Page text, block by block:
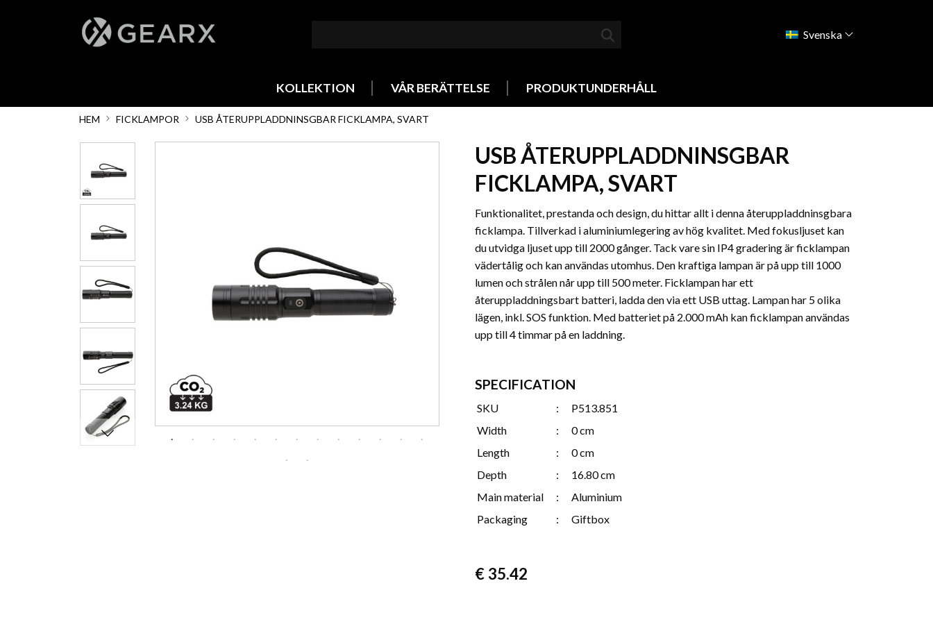
Svenska
KOLLEKTION VÅR BERÄTTELSE PRODUKTUNDERHÅLL
HEM FICKLAMPOR USB ÅTERUPPLADDNINSGBAR FICKLAMPA, SVART
USB ÅTERUPPLADDNINSGBAR
FICKLAMPA, SVART
Funktionalitet, prestanda och design, du hittar allt i denna återuppladdninsgbara
ficklampa. Tillverkad i aluminiumlegering av hög kvalitet. Med fokusljuset kan
du utvidga ljuset upp till 2000 gånger. Tack vare sin IP4 gradering är ficklampan
vädertålig och kan användas utomhus. Den kraftiga lampan är på upp till 1000
lumen och strålen når upp till 500 meter. Ficklampan har ett
återuppladdningsbart batteri, ladda den via ett USB uttag. Lampan har 5 olika
lägen, inkl. SOS funktion. Med batteriet på 2.000 mAh kan ficklampan användas
upp till 4 timmar på en laddning.
SPECIFICATION
SKU :
P513.851
Width
:
0 cm
Length
:
0 cm
Depth
:
16.80 cm
Main material
:
Aluminium
Packaging
: Giftbox
€ 35.42